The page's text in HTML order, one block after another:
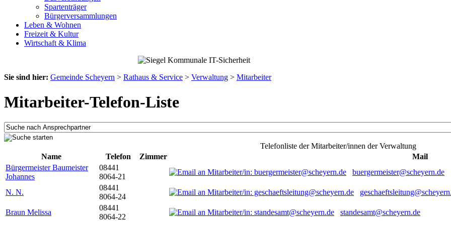
Spartenträger
Bürgerversammlungen
Leben & Wohnen
Freizeit & Kultur
Wirtschaft & Klima
Sie sind hier: Gemeinde Scheyern > Rathaus & Service > Verwaltung > Mitarbeiter
Mitarbeiter-Telefon-Liste
Telefonliste der Mitarbeiter/innen der Verwaltung
Name
Telefon Zimmer
Mail
Bürgermeister Baumeister
Johannes
08441
8064-21
buergermeister@scheyern.de
N. N.
08441
8064-24
Braun Melissa
08441
8064-22
standesamt@scheyern.de